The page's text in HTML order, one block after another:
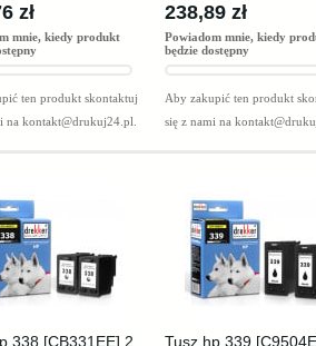
zł
mnie, kiedy produkt
ten produkt skontaktuj
na kontakt@drukuj24.pl
238,89 zł
Powiadom mnie, kiedy
będzie dostępny
Aby zakupić ten produkt
się z nami na
338 [CB331EE] 2 Tusz hp 339